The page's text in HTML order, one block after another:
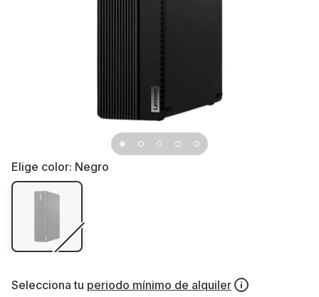
Elige color: Negro
Selecciona tu periodo mínimo de alquiler